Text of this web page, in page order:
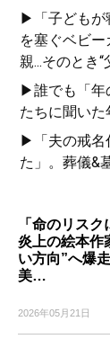
▶「子どもが
を塞ぐベビ
親...そのとき
▶誰でも「年
たちに聞いた
▶「夫の戒名
た」。葬儀&
「命のリス
炎上の絵本作
い方向”へ爆
美…
2026年05月21日